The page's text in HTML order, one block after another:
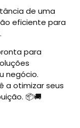
de uma
eficiente para
para
negócio.
a otimizar seus
📦🚚